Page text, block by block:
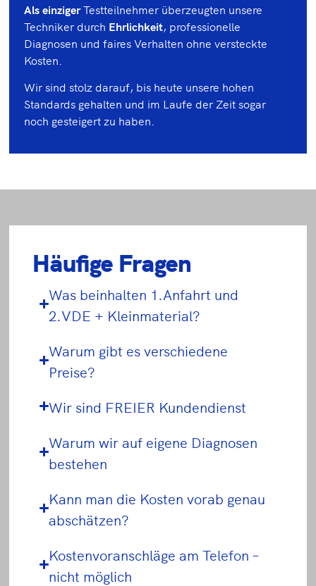
Als einzigerTestteilnehmer überzeugten unsere
Techniker durch Ehrlichkeit, professionelle
Diagnosen und faires Verhalten ohne versteckte
Kosten.
Wir sind stolz darauf, bis heute unsere hohen
Standards gehalten und im Laufe der Zeit sogar
noch gesteigert zu haben.
Häufige Fragen
Was beinhalten 1.Anfahrt und
2.VDE + Kleinmaterial?
Warum gibt es verschiedene
Preise?
Wir sind FREIER Kundendienst
Warum wir auf eigene Diagnosen
bestehen
Kann man die Kosten vorab genau
abschätzen?
Kostenvoranschläge am Telefon –
nicht möglich